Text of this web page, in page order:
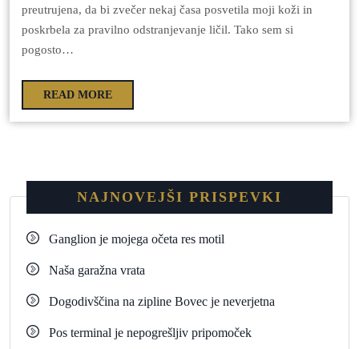
preutrujena, da bi zvečer nekaj časa posvetila moji koži in
poskrbela za pravilno odstranjevanje ličil. Tako sem si
pogosto…
READ MORE
NAJNOVEJŠI PRISPEVKI
Ganglion je mojega očeta res motil
Naša garažna vrata
Dogodivščina na zipline Bovec je neverjetna
Pos terminal je nepogrešljiv pripomoček